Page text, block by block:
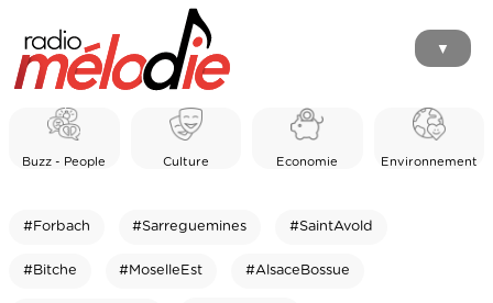
▼
Buzz - People Culture Economie Environnement
#Forbach #Sarreguemines #SaintAvold
#Bitche #MoselleEst #AlsaceBossue